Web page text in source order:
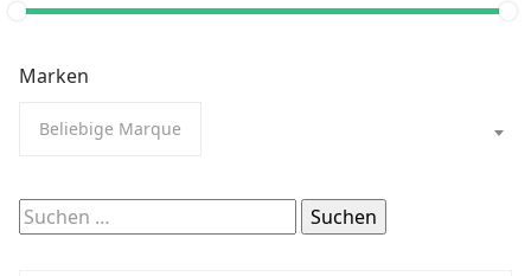
Marken
Beliebige Marque
Suchen
nach: